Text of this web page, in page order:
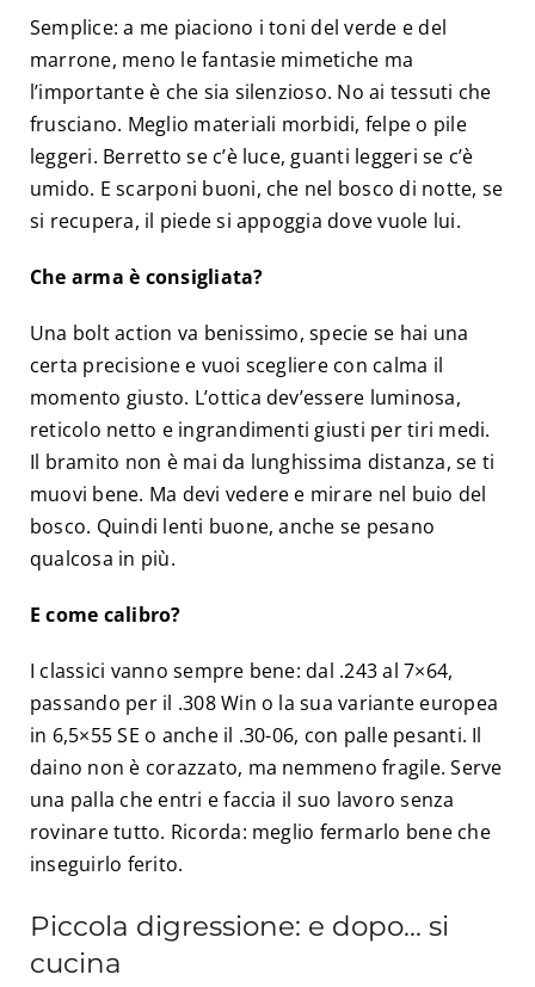
Semplice: a me piaciono i toni del verde e del
marrone, meno le fantasie mimetiche ma
l’importante è che sia silenzioso. No ai tessuti che
frusciano. Meglio materiali morbidi, felpe o pile
leggeri. Berretto se c’è luce, guanti leggeri se c’è
umido. E scarponi buoni, che nel bosco di notte, se
si recupera, il piede si appoggia dove vuole lui.
Che arma è consigliata?
Una bolt action va benissimo, specie se hai una
certa precisione e vuoi scegliere con calma il
momento giusto. L’ottica dev’essere luminosa,
reticolo netto e ingrandimenti giusti per tiri medi.
Il bramito non è mai da lunghissima distanza, se ti
muovi bene. Ma devi vedere e mirare nel buio del
bosco. Quindi lenti buone, anche se pesano
qualcosa in più.
E come calibro?
I classici vanno sempre bene: dal .243 al 7×64,
passando per il .308 Win o la sua variante europea
in 6,5×55 SE o anche il .30-06, con palle pesanti. Il
daino non è corazzato, ma nemmeno fragile. Serve
una palla che entri e faccia il suo lavoro senza
rovinare tutto. Ricorda: meglio fermarlo bene che
inseguirlo ferito.
Piccola digressione: e dopo… si
cucina